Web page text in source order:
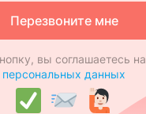
Перезвоните мне
вы соглашаетесь на
персональных данных